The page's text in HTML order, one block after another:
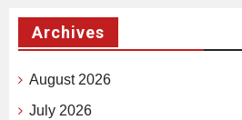
Archives
August 2026
July 2026